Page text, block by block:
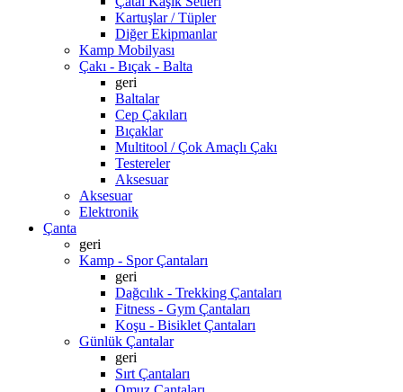
Kartuşlar / Tüpler
Diğer Ekipmanlar
Kamp Mobilyası
Çakı - Bıçak - Balta
geri
Baltalar
Cep Çakıları
Bıçaklar
Multitool / Çok Amaçlı Çakı
Testereler
Aksesuar
Aksesuar
Elektronik
Çanta
geri
Kamp - Spor Çantaları
geri
Dağcılık - Trekking Çantaları
Fitness - Gym Çantaları
Koşu - Bisiklet Çantaları
Günlük Çantalar
geri
Sırt Çantaları